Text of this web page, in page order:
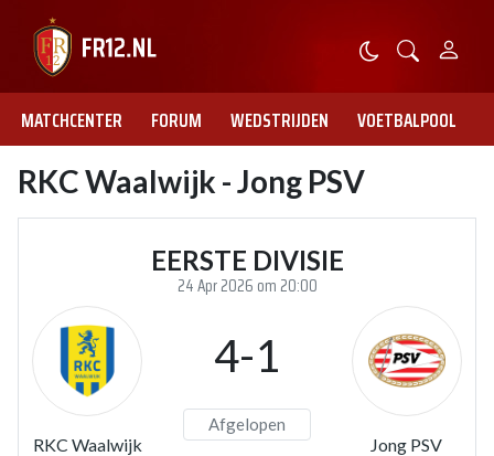
MATCHCENTER FORUM WEDSTRIJDEN VOETBALPOOL
RKC Waalwijk - Jong PSV
EERSTE DIVISIE
24 Apr 2026 om 20:00
RKC Waalwijk
4-1
Afgelopen
Jong PSV